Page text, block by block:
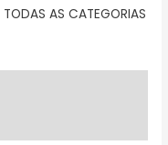
TODAS AS CATEGORIAS